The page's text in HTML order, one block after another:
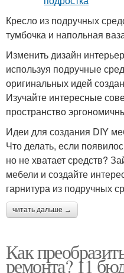
Кресло из подручных
тумбочка и напольная
Изменить дизайн
используя подручные
оригинальных идей
Изучайте интересные
пространство
Идеи для создания DIY
Что делать, если
но не хватает средств?
мебели и создайте
гарнитура из подручных
читать дальше →
Как
ремонта? 11